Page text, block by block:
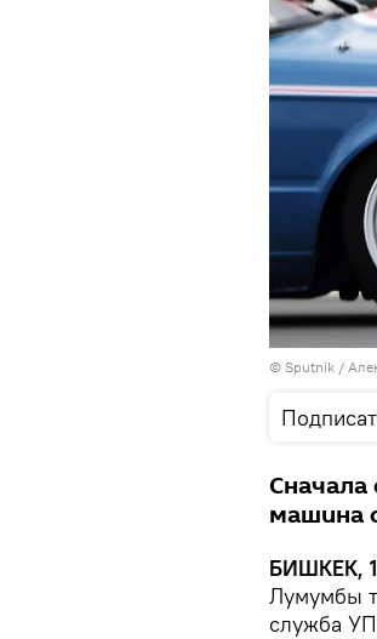
© Sputnik /
Сначала
машина
БИШКЕК,
Лумумбы
служба